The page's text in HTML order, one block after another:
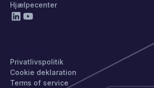
Hjælpecenter
Privatlivspolitik
Cookie deklaration
Terms of service